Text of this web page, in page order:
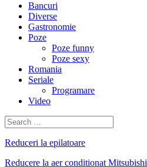
Bancuri
Diverse
Gastronomie
Poze
Poze funny
Poze sexy
Romania
Seriale
Programare
Video
Search
for:
Reduceri la epilatoare
Reducere la aer conditionat Mitsubishi